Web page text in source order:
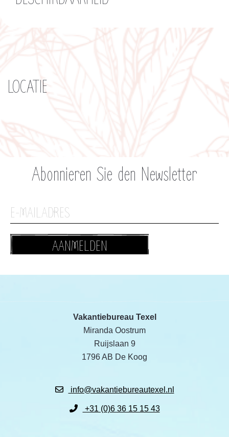
LOCATIE
Abonnieren Sie den Newsletter
AANMELDEN
Vakantiebureau Texel
Miranda Oostrum
Ruijslaan 9
1796 AB De Koog
info@vakantiebureautexel.nl
+31 (0)6 36 15 15 43